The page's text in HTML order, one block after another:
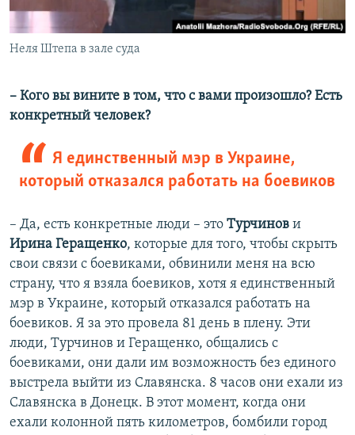
Неля Штепа в зале суда
– Кого вы вините в том, что с вами произошло? Есть
конкретный человек?
Я единственный мэр в Украине,
который отказался работать на боевиков
– Да, есть конкретные люди – это Турчинов и
Ирина Геращенко, которые для того, чтобы скрыть
свои связи с боевиками, обвинили меня на всю
страну, что я взяла боевиков, хотя я единственный
мэр в Украине, который отказался работать на
боевиков. Я за это провела 81 день в плену. Эти
люди, Турчинов и Геращенко, общались с
боевиками, они дали им возможность без единого
выстрела выйти из Славянска. 8 часов они ехали из
Славянска в Донецк. В этот момент, когда они
ехали колонной пять километров, бомбили город